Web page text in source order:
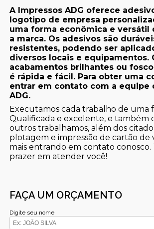
A Impressos ADG oferece
logotipo de empresa
uma forma econômica e versátil
a marca. Os adesivos são
resistentes, podendo ser
diversos locais e equipamentos.
acabamentos brilhantes ou
é rápida e fácil. Para obter uma
entrar em contato com a equipe
ADG.
Executamos cada trabalho de uma
Qualificada e excelente, e também
outros trabalhamos, além dos
plotagem e impressão de cartão de
mais entrando em contato conosco.
prazer em atender você!
FAÇA UM ORÇAMENTO
Digite seu nome